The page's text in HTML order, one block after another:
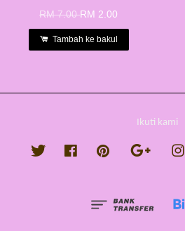
RM 7.00RM 2.00
Tambah ke bakul
Ikuti kami
Twitter FacebookPinterest Google